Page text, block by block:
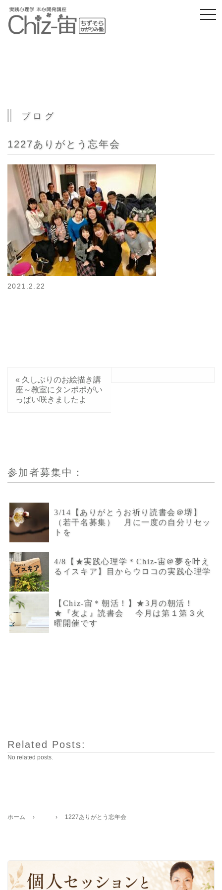
ブログ
1227ありがとう忘年会
2021.2.22
« 久しぶりのお絵描き講
座～教室にタンポポがい
っぱい咲きましたよ
参加者募集中：
3/14【ありがとうお祈り読書会＠堺】
（若干名募集） 月に一度の自分リセッ
トを
4/8【★実践心理学＊Chiz-宙＠夢を叶え
るイスキア】目からウロコの実践心理学
【Chiz-宙＊朝活！】★3月の朝活！
★『友よ』読書会 今月は第１第３火
曜開催です
Related Posts:
No related posts.
ホーム › › 1227ありがとう忘年会